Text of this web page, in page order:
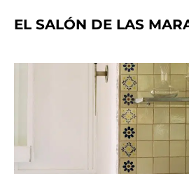
EL SALÓN DE LAS